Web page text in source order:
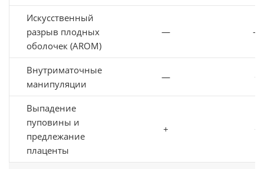
Искусственный
разрыв плодных
оболочек (AROM)
— —
Внутриматочные
манипуляции
— +
Выпадение
пуповины и
предлежание
плаценты
+ +